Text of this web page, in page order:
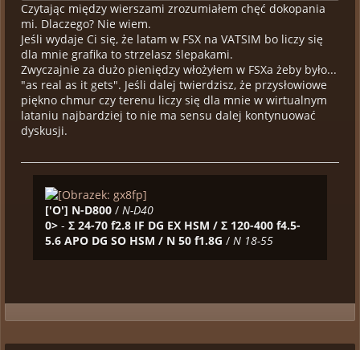
Czytając między wierszami zrozumiałem chęć dokopania
mi. Dlaczego? Nie wiem.
Jeśli wydaje Ci się, że latam w FSX na VATSIM bo liczy się
dla mnie grafika to strzelasz ślepakami.
Zwyczajnie za dużo pieniędzy włożyłem w FSXa żeby było...
"as real as it gets". Jeśli dalej twierdzisz, że przysłowiowe
piękno chmur czy terenu liczy się dla mnie w wirtualnym
lataniu najbardziej to nie ma sensu dalej kontynuować
dyskusji.
['O'] N-D800 / N-D40
0> - Σ 24-70 f2.8 IF DG EX HSM / Σ 120-400 f4.5-
5.6 APO DG SO HSM / N 50 f1.8G / N 18-55